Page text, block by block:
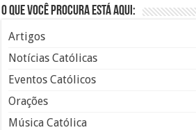
O que você procura está aqui:
Artigos
Notícias Católicas
Eventos Católicos
Orações
Música Católica